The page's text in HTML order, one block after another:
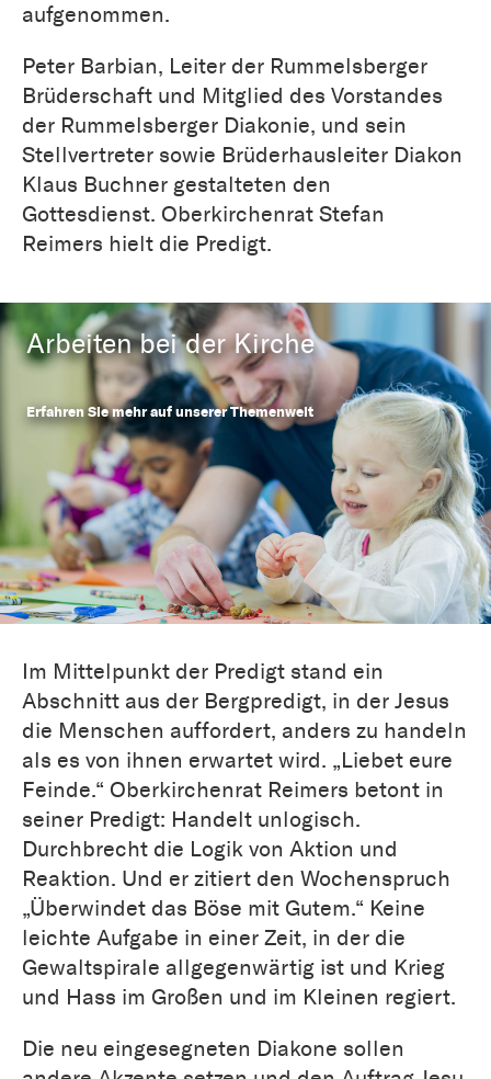
aufgenommen.
Peter Barbian, Leiter der Rummelsberger
Brüderschaft und Mitglied des Vorstandes
der Rummelsberger Diakonie, und sein
Stellvertreter sowie Brüderhausleiter Diakon
Klaus Buchner gestalteten den
Gottesdienst. Oberkirchenrat Stefan
Reimers hielt die Predigt.
Arbeiten bei der Kirche
Erfahren Sie mehr auf unserer Themenwelt
Im Mittelpunkt der Predigt stand ein
Abschnitt aus der Bergpredigt, in der Jesus
die Menschen auffordert, anders zu handeln
als es von ihnen erwartet wird. „Liebet eure
Feinde.“ Oberkirchenrat Reimers betont in
seiner Predigt: Handelt unlogisch.
Durchbrecht die Logik von Aktion und
Reaktion. Und er zitiert den Wochenspruch
„Überwindet das Böse mit Gutem.“ Keine
leichte Aufgabe in einer Zeit, in der die
Gewaltspirale allgegenwärtig ist und Krieg
und Hass im Großen und im Kleinen regiert.
Die neu eingesegneten Diakone sollen